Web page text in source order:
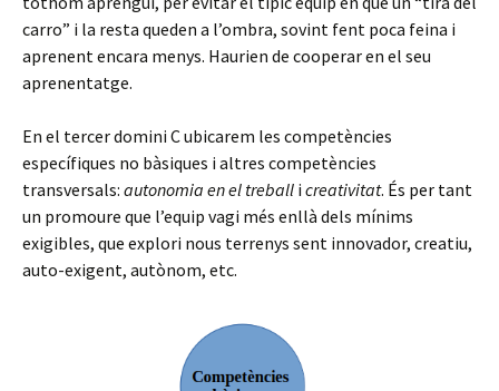
carro” i la resta queden a l’ombra, sovint fent poca feina i
aprenent encara menys. Haurien de cooperar en el seu
aprenentatge.
En el tercer domini C ubicarem les competències
específiques no bàsiques i altres competències
transversals: autonomia en el treball i creativitat. És per tant
un promoure que l’equip vagi més enllà dels mínims
exigibles, que explori nous terrenys sent innovador, creatiu,
auto-exigent, autònom, etc.